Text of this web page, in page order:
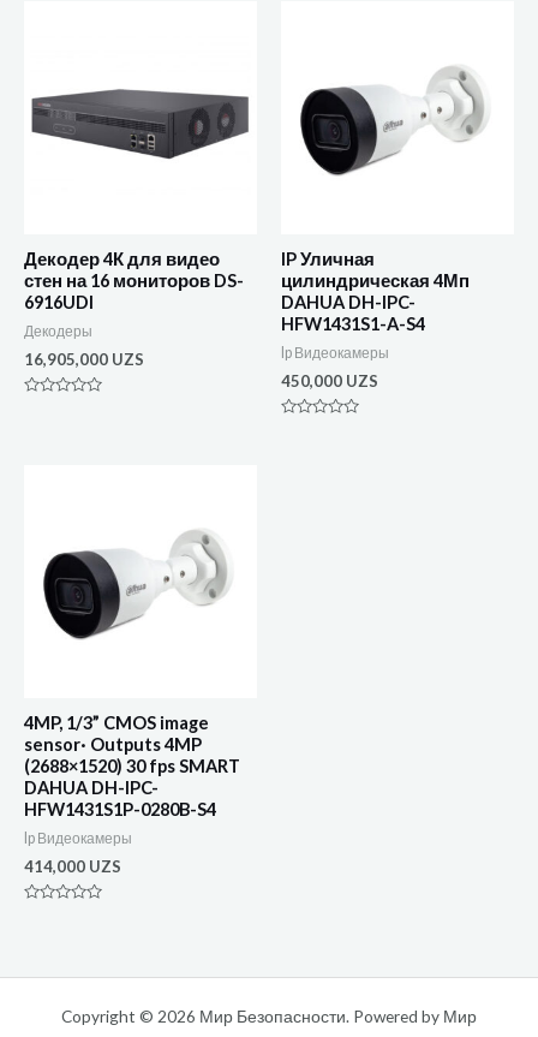
Декодер 4К для видео
стен на 16 мониторов DS-
6916UDI
Декодеры
16,905,000 UZS
IP Уличная
цилиндрическая 4Мп
DAHUA DH-IPC-
HFW1431S1-A-S4
Ip Видеокамеры
450,000 UZS
4MP, 1/3” CMOS image
sensor· Outputs 4MP
(2688×1520) 30 fps SMART
DAHUA DH-IPC-
HFW1431S1P-0280B-S4
Ip Видеокамеры
414,000 UZS
Copyright © 2026 Мир Безопасности. Powered by Мир